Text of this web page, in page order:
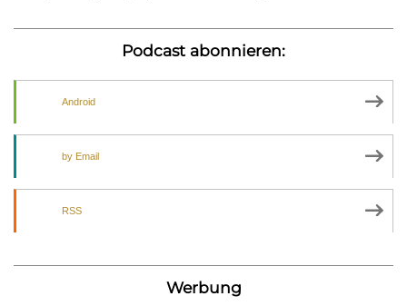
Podcast abonnieren:
Android
by Email
RSS
Werbung